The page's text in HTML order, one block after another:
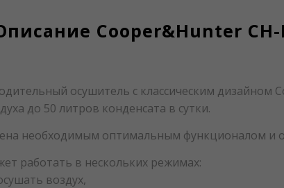
Cooper&Hunter CH-
осушитель с классическим
до 50 литров конденсата в сутки.
необходимым оптимальным функционалом и
работать в нескольких режимах:
воздух,